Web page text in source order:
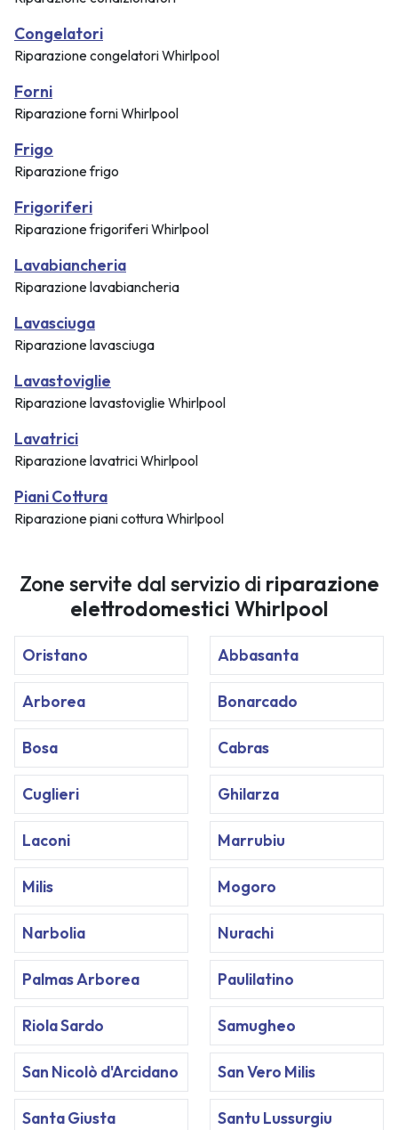
Congelatori
Riparazione congelatori Whirlpool
Forni
Riparazione forni Whirlpool
Frigo
Riparazione frigo
Frigoriferi
Riparazione frigoriferi Whirlpool
Lavabiancheria
Riparazione lavabiancheria
Lavasciuga
Riparazione lavasciuga
Lavastoviglie
Riparazione lavastoviglie Whirlpool
Lavatrici
Riparazione lavatrici Whirlpool
Piani Cottura
Riparazione piani cottura Whirlpool
Zone servite dal servizio di riparazione
elettrodomestici Whirlpool
Oristano Abbasanta
Arborea Bonarcado
Bosa Cabras
Cuglieri Ghilarza
Laconi Marrubiu
Milis Mogoro
Narbolia Nurachi
Palmas Arborea Paulilatino
Riola Sardo Samugheo
San Nicolò d'Arcidano San Vero Milis
Santa Giusta Santu Lussurgiu